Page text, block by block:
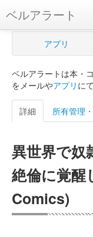
ベルアラート
ベルアラートとは
新規登録
ログイン
購入管理
Myシェルフ
プレミアム
アプリ
ベルアラートは本・
をメールやアプリ に
詳細 所有管理
異世界で奴
絶倫に覚醒
Comics)